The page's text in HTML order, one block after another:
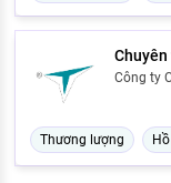
Công ty
Thương lượng